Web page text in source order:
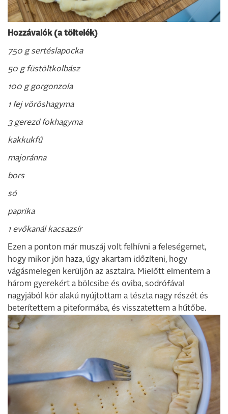
Hozzávalók (a töltelék)
750 g sertéslapocka
50 g füstöltkolbász
100 g gorgonzola
1 fej vöröshagyma
3 gerezd fokhagyma
kakkukfű
majoránna
bors
só
paprika
1 evőkanál kacsazsír
Ezen a ponton már muszáj volt felhívni a feleségemet,
hogy mikor jön haza, úgy akartam időzíteni, hogy
vágásmelegen kerüljön az asztalra. Mielőtt elmentem a
három gyerekért a bölcsibe és oviba, sodrófával
nagyjából kör alakú nyújtottam a tészta nagy részét és
beterítettem a piteformába, és visszatettem a hűtőbe.